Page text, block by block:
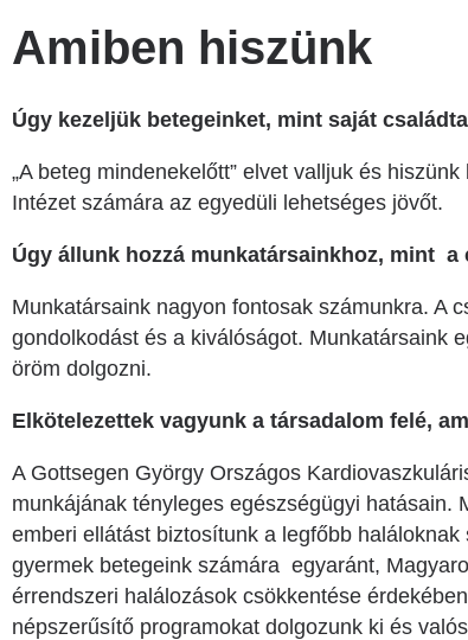
Amiben hiszünk
Úgy kezeljük betegeinket, mint saját
„A beteg mindenekelőtt” elvet valljuk és
Intézet számára az egyedüli lehetséges jövőt.
Úgy állunk hozzá munkatársainkhoz, mint a
Munkatársaink nagyon fontosak számunkra. A
gondolkodást és a kiválóságot. Munkatársaink
öröm dolgozni.
Elkötelezettek vagyunk a társadalom felé,
A Gottsegen György Országos
munkájának tényleges egészségügyi hatásain.
emberi ellátást biztosítunk a legfőbb
gyermek betegeink számára egyaránt,
érrendszeri halálozások csökkentése
népszerűsítő programokat dolgozunk ki és